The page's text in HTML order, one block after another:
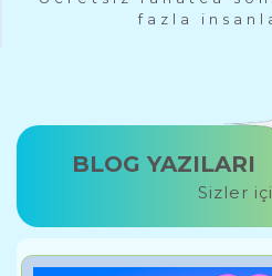
fazla
BLOG YAZILARI
Sizler